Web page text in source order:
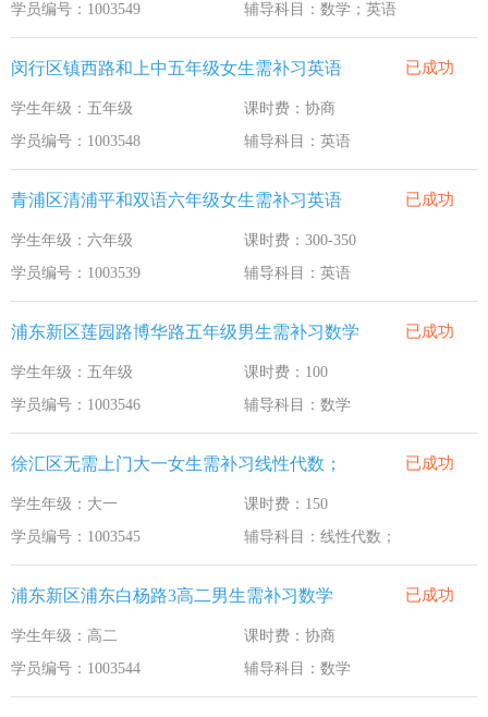
学员编号：1003549
辅导科目：数学；英语
闵行区镇西路和上中五年级女生需补习英语 已成功
学生年级：五年级
课时费：协商
学员编号：1003548
辅导科目：英语
青浦区清浦平和双语六年级女生需补习英语 已成功
学生年级：六年级
课时费：300-350
学员编号：1003539
辅导科目：英语
浦东新区莲园路博华路五年级男生需补习数学 已成功
学生年级：五年级
课时费：100
学员编号：1003546
辅导科目：数学
徐汇区无需上门大一女生需补习线性代数； 已成功
学生年级：大一
课时费：150
学员编号：1003545
辅导科目：线性代数；
浦东新区浦东白杨路3高二男生需补习数学 已成功
学生年级：高二
课时费：协商
学员编号：1003544
辅导科目：数学